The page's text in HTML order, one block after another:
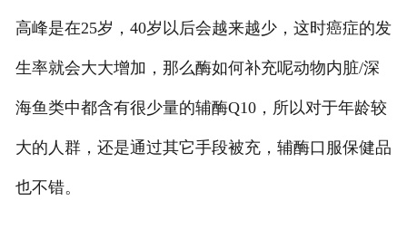
高峰是在25岁，40岁以后会越来越少，这时癌症的发
生率就会大大增加，那么酶如何补充呢动物内脏/深
海鱼类中都含有很少量的辅酶Q10，所以对于年龄较
大的人群，还是通过其它手段被充，辅酶口服保健品
也不错。